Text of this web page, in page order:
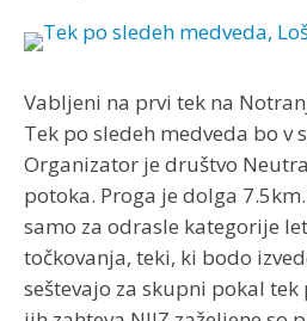
Vabljeni na prvi tek na
Tek po sledeh medveda bo v
Organizator je društvo
potoka. Proga je dolga
samo za odrasle kategorije
točkovanja, teki, ki bodo
seštevajo za skupni pokal